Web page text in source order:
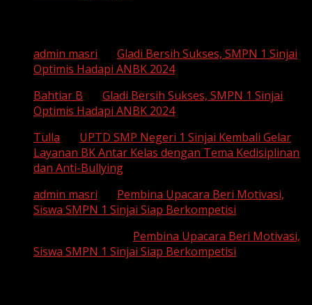
admin masri
Gladi Bersih Sukses, SMPN 1 Sinjai
Optimis Hadapi ANBK 2024
Bahtiar B
Gladi Bersih Sukses, SMPN 1 Sinjai
Optimis Hadapi ANBK 2024
Tulla
UPTD SMP Negeri 1 Sinjai Kembali Gelar
Layanan BK Antar Kelas dengan Tema Kedisiplinan
dan Anti-Bullying
admin masri
Pembina Upacara Beri Motivasi,
Siswa SMPN 1 Sinjai Siap Berkompetisi
Pembina Upacara Beri Motivasi,
Siswa SMPN 1 Sinjai Siap Berkompetisi